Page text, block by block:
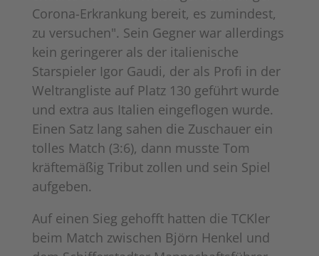
Corona-Erkrankung bereit, es zumindest,
zu versuchen". Sein Gegner war allerdings
kein geringerer als der italienische
Starspieler Igor Gaudi, der als Profi in der
Weltrangliste auf Platz 130 geführt wurde
und extra aus Italien eingeflogen wurde.
Einen Satz lang sahen die Zuschauer ein
tolles Match (3:6), dann musste Tom
kräftemäßig Tribut zollen und sein Spiel
aufgeben.
Auf einen Sieg gehofft hatten die TCKler
beim Match zwischen Björn Henkel und